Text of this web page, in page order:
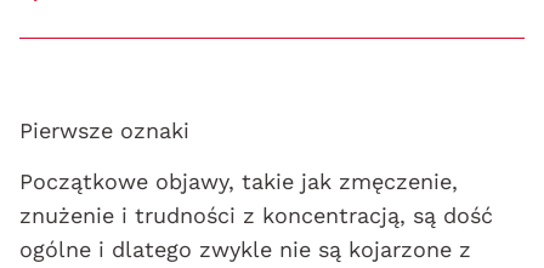
Pierwsze oznaki
Początkowe objawy, takie jak zmęczenie,
znużenie i trudności z koncentracją, są dość
ogólne i dlatego zwykle nie są kojarzone z